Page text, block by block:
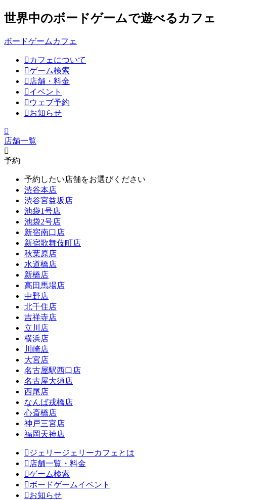
世界中のボードゲームで遊べるカフェ
ボードゲームカフェ
カフェについて
ゲーム検索
店舗・料金
イベント
ウェブ予約
お知らせ
店舗一覧
予約
予約したい店舗をお選びください
渋谷本店
渋谷宮益坂店
池袋1号店
池袋2号店
新宿南口店
新宿歌舞伎町店
秋葉原店
水道橋店
新橋店
高田馬場店
中野店
北千住店
吉祥寺店
立川店
横浜店
川崎店
大宮店
名古屋駅西口店
名古屋大須店
西尾店
なんば戎橋店
心斎橋店
神戸三宮店
福岡天神店
ジェリージェリーカフェとは
店舗一覧・料金
ゲーム検索
ボードゲームイベント
お知らせ